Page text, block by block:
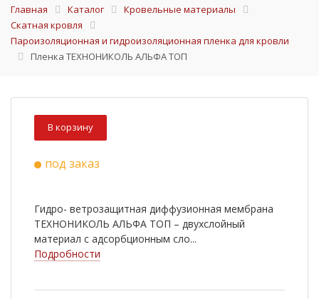
Главная Каталог
Кровельные материалы
Скатная кровля
Пароизоляционная и гидроизоляционная пленка для кровли
Пленка ТЕХНОНИКОЛЬ АЛЬФА ТОП
В корзину
под заказ
Гидро- ветрозащитная диффузионная мембрана
ТЕХНОНИКОЛЬ АЛЬФА ТОП – двухслойный
материал с адсорбционным сло...
Подробности